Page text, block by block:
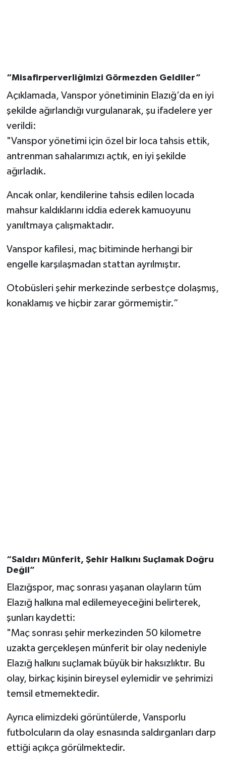
“Misafirperverliğimizi Görmezden Geldiler”
Açıklamada, Vanspor yönetiminin Elazığ’da en iyi
şekilde ağırlandığı vurgulanarak, şu ifadelere yer
verildi:
"Vanspor yönetimi için özel bir loca tahsis ettik,
antrenman sahalarımızı açtık, en iyi şekilde
ağırladık.
Ancak onlar, kendilerine tahsis edilen locada
mahsur kaldıklarını iddia ederek kamuoyunu
yanıltmaya çalışmaktadır.
Vanspor kafilesi, maç bitiminde herhangi bir
engelle karşılaşmadan stattan ayrılmıştır.
Otobüsleri şehir merkezinde serbestçe dolaşmış,
konaklamış ve hiçbir zarar görmemiştir.”
“Saldırı Münferit, Şehir Halkını Suçlamak Doğru
Değil”
Elazığspor, maç sonrası yaşanan olayların tüm
Elazığ halkına mal edilemeyeceğini belirterek,
şunları kaydetti:
"Maç sonrası şehir merkezinden 50 kilometre
uzakta gerçekleşen münferit bir olay nedeniyle
Elazığ halkını suçlamak büyük bir haksızlıktır. Bu
olay, birkaç kişinin bireysel eylemidir ve şehrimizi
temsil etmemektedir.
Ayrıca elimizdeki görüntülerde, Vansporlu
futbolcuların da olay esnasında saldırganları darp
ettiği açıkça görülmektedir.